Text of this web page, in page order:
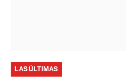
LAS ÚLTIMAS